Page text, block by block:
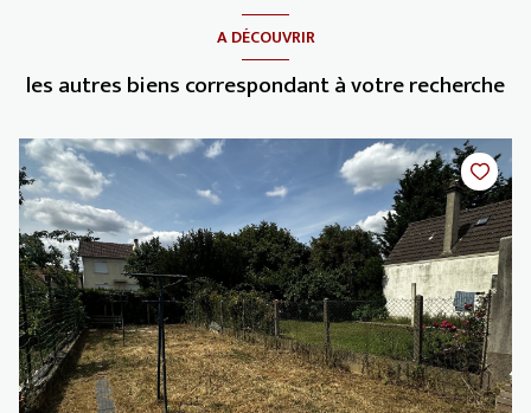
A DÉCOUVRIR
les autres biens correspondant à votre recherche